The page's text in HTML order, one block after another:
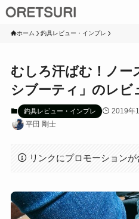
ホーム 釣具レビュー・インプレ
むしろ汗ばむ！ノー
シブーティ」のレビ
釣具レビュー・インプレ 2019年
平田 剛士
リンクにプロモーション